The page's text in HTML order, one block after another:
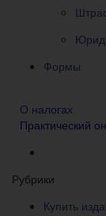
Формы
О налогах
Практический
Рубрики
Купить